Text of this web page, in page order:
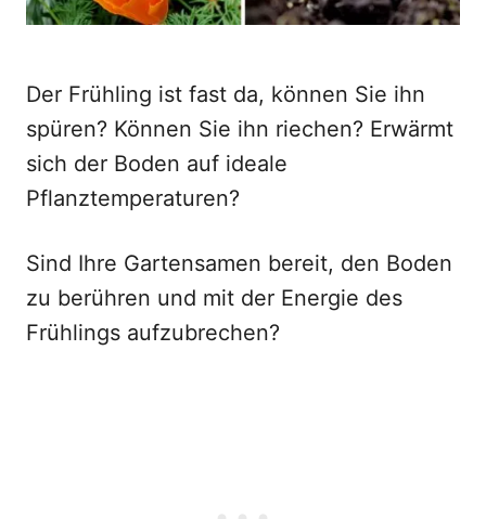
Der Frühling ist fast da, können Sie ihn
spüren? Können Sie ihn riechen? Erwärmt
sich der Boden auf ideale
Pflanztemperaturen?
Sind Ihre Gartensamen bereit, den Boden
zu berühren und mit der Energie des
Frühlings aufzubrechen?